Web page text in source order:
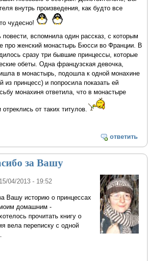
внутрь произведения, как будто все
чудесно!
вспомнила один рассказ, с которым
про женский монастырь Бюсси во Франции. В
сразу три бывшие принцессы, которые
обеты. Одна французская девочка,
в монастырь, подошла к одной монахине
из принцесс) и попросила показать ей
монахиня ответила, что в монастыре
от таких титулов.
ответить
за Вашу
15/04/2013 - 19:52
Вашу историю о принцессах
домашним -
прочитать книгу о
вела переписку с одной